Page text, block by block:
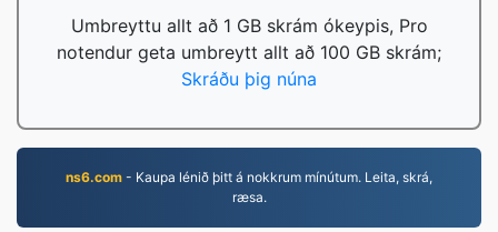
Umbreyttu allt að 1 GB skrám ókeypis, Pro
notendur geta umbreytt allt að 100 GB skrám;
Skráðu þig núna
ns6.com - Kaupa lénið þitt á nokkrum mínútum. Leita, skrá,
ræsa.